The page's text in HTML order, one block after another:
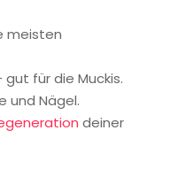
meisten
gut für die Muckis.
und Nägel.
deiner